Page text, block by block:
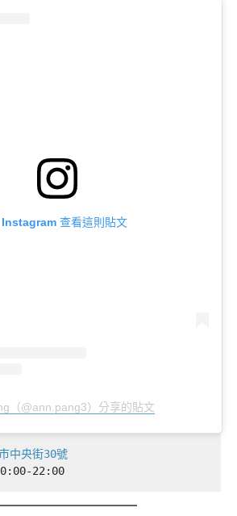
查看這則貼文
（@ann.pang3）分享的貼文
中央街30號
22:00